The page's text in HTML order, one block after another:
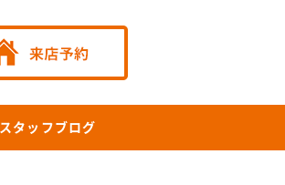
スタッフブログ